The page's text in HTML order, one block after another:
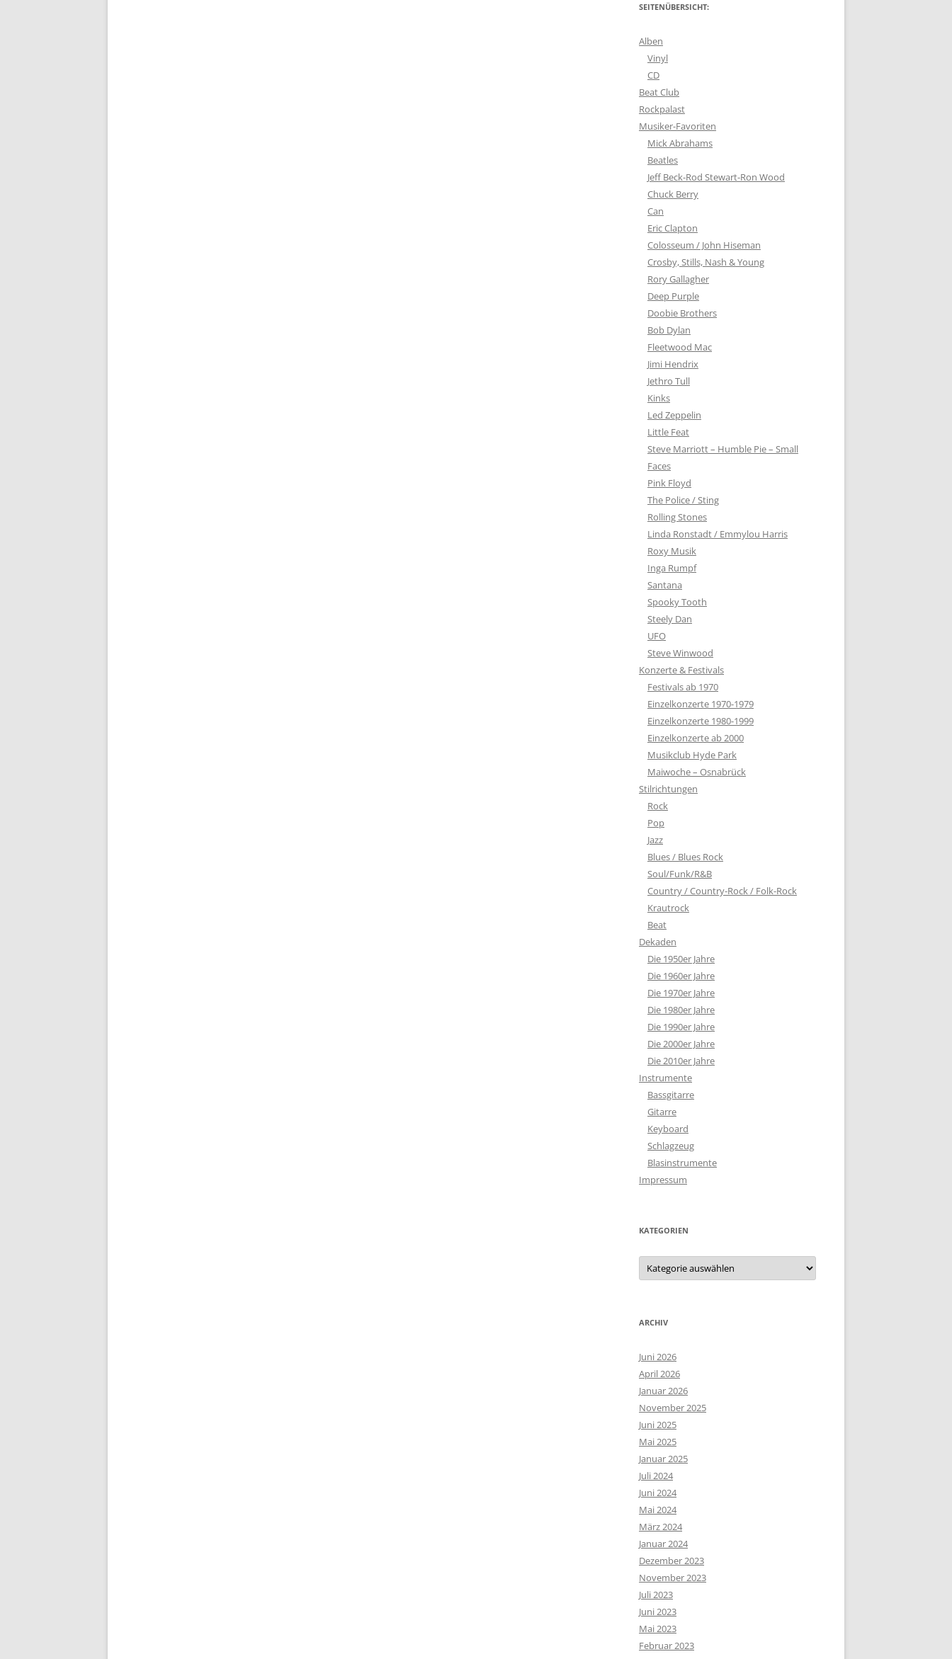
SEITENÜBERSICHT:
Alben
Vinyl
CD
Beat Club
Rockpalast
Musiker-Favoriten
Mick Abrahams
Beatles
Jeff Beck-Rod Stewart-Ron Wood
Chuck Berry
Can
Eric Clapton
Colosseum / John Hiseman
Crosby, Stills, Nash & Young
Rory Gallagher
Deep Purple
Doobie Brothers
Bob Dylan
Fleetwood Mac
Jimi Hendrix
Jethro Tull
Kinks
Led Zeppelin
Little Feat
Steve Marriott – Humble Pie – Small
Faces
Pink Floyd
The Police / Sting
Rolling Stones
Linda Ronstadt / Emmylou Harris
Roxy Musik
Inga Rumpf
Santana
Spooky Tooth
Steely Dan
UFO
Steve Winwood
Konzerte & Festivals
Festivals ab 1970
Einzelkonzerte 1970-1979
Einzelkonzerte 1980-1999
Einzelkonzerte ab 2000
Musikclub Hyde Park
Maiwoche – Osnabrück
Stilrichtungen
Rock
Pop
Jazz
Blues / Blues Rock
Soul/Funk/R&B
Country / Country-Rock / Folk-Rock
Krautrock
Beat
Dekaden
Die 1950er Jahre
Die 1960er Jahre
Die 1970er Jahre
Die 1980er Jahre
Die 1990er Jahre
Die 2000er Jahre
Die 2010er Jahre
Instrumente
Bassgitarre
Gitarre
Keyboard
Schlagzeug
Blasinstrumente
Impressum
KATEGORIEN
Kategorien
ARCHIV
Juni 2026
April 2026
Januar 2026
November 2025
Juni 2025
Mai 2025
Januar 2025
Juli 2024
Juni 2024
Mai 2024
März 2024
Januar 2024
Dezember 2023
November 2023
Juli 2023
Juni 2023
Mai 2023
Februar 2023